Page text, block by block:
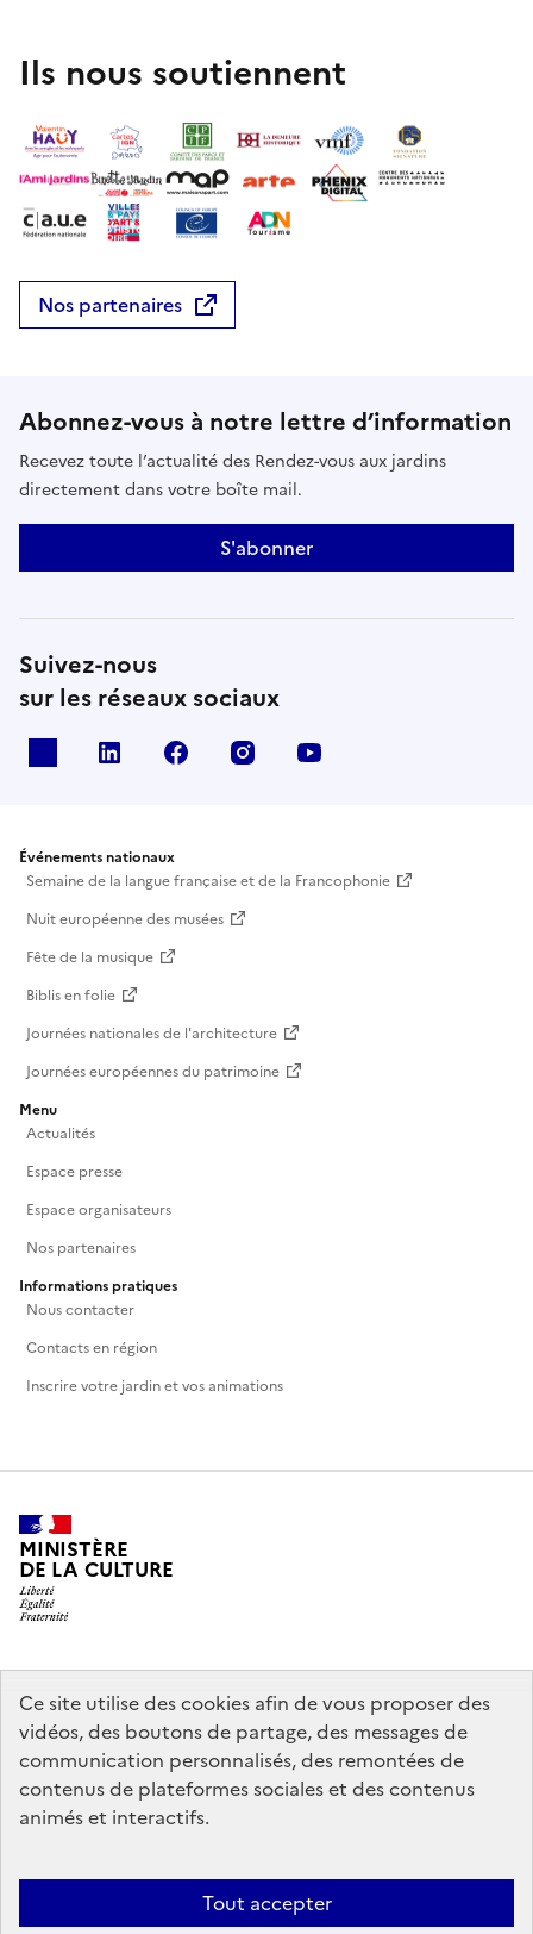
Ce site utilise des cookies afin de vous proposer des
vidéos, des boutons de partage, des messages de
communication personnalisés, des remontées de
contenus de plateformes sociales et des contenus
animés et interactifs.
Tout accepter
Ils nous soutiennent
Nos partenaires
Abonnez-vous à notre lettre d’information
Recevez toute l’actualité des Rendez-vous aux jardins
directement dans votre boîte mail.
S'abonner
Suivez-nous
sur les réseaux sociaux
Linkedin Facebook Instagram
Événements nationaux
Semaine de la langue française et de la Francophonie
Nuit européenne des musées
Fête de la musique
Biblis en folie
Journées nationales de l'architecture
Journées européennes du patrimoine
Menu
Actualités
Espace presse
Espace organisateurs
Nos partenaires
Informations pratiques
Nous contacter
Contacts en région
Inscrire votre jardin et vos animations
MINISTÈRE
DE LA CULTURE
legifrance.gouv.fr
info.gouv.fr
service-public.gouv.fr
data.gouv.fr
Politique d’utilisation des témoins de connexion (cookies)